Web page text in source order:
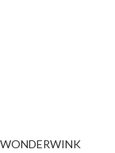
WONDERWINK